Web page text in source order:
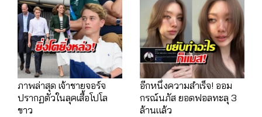
ภาพล่าสุด เจ้าชายจอร์จ
ปรากฏตัวในลุคเสื้อโปโล
ขาว
อีกหนึ่งความสำเร็จ! ออม
กรณ์นภัส ยอดฟอลทะลุ 3
ล้านแล้ว